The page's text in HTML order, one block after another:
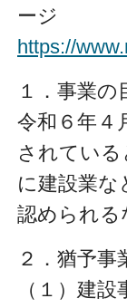
ージ
https://
１．事業の
令和６年４
されてい
に建設業な
認められる
２．猶予事
（１）建設